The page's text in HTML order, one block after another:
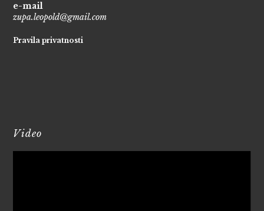
e-mail
zupa.leopold@gmail.com
Pravila privatnosti
Video